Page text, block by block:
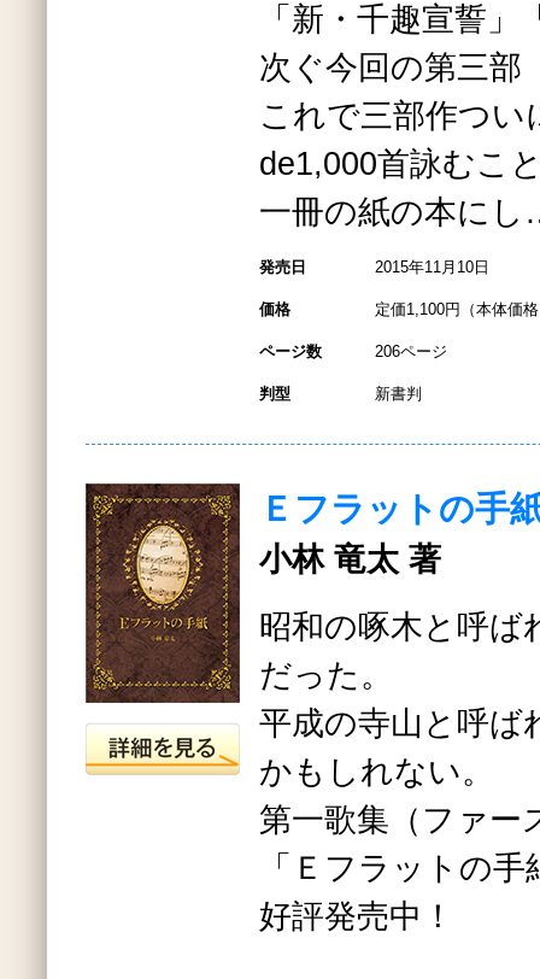
「新・千趣宣誓
次ぐ今回の第三部
これで三部作つい
de1,000首詠むこ
一冊の紙の本に
発売日 2015年11月10日
価格 定価1,100円（本体価
ページ数 206ページ
判型 新書判
Ｅフラットの手
小林 竜太 著
昭和の啄木と呼ば
だった。
平成の寺山と呼ば
かもしれない。
第一歌集（ファー
「Ｅフラットの手
好評発売中！